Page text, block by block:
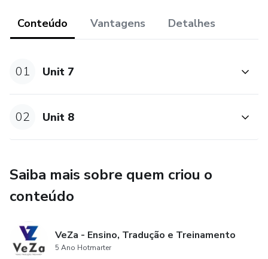
Conteúdo Vantagens Detalhes
01 Unit 7
02 Unit 8
Saiba mais sobre quem criou o
conteúdo
VeZa - Ensino, Tradução e Treinamento
5 Ano Hotmarter